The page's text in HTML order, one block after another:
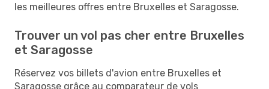
les meilleures offres entre Bruxelles et Saragosse.
Trouver un vol pas cher entre Bruxelles
et Saragosse
Réservez vos billets d'avion entre Bruxelles et
Saragosse grâce au comparateur de vols